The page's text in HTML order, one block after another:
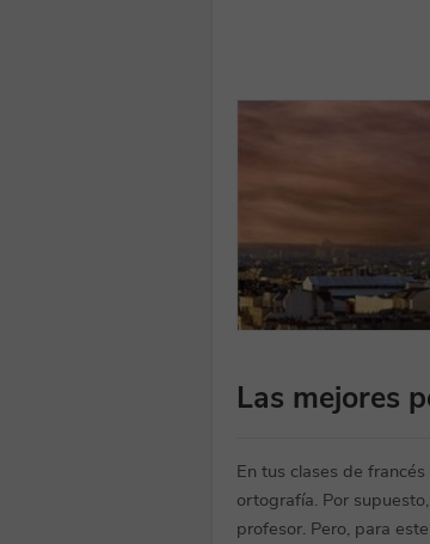
Las mejores
En tus clases de
ortografía. Por
profesor. Pero, para